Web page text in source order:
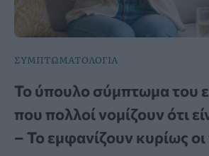
ΣΥΜΠΤΩΜΑΤΟΛΟΓΙΑ
Το ύπουλο σύμπτωμα του
που πολλοί νομίζουν ότι
– Το εμφανίζουν κυρίως οι